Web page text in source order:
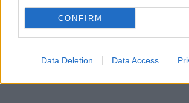
CONFIRM
Data Deletion Data Access
A Dél-budai Tankerületi Központ vezetője
magasabb fenntartási költségei miatt ebben a
fedezetük az osztálykirándulások tanári
Közoktatás